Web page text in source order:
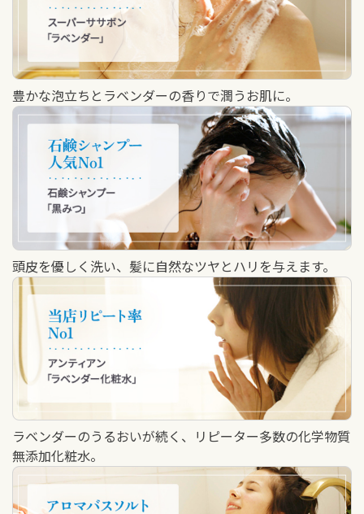
豊かな泡立ちとラベンダーの香りで潤うお肌に。
頭皮を優しく洗い、髪に自然なツヤとハリを与えます。
ラベンダーのうるおいが続く、リピーター多数の化学物質
無添加化粧水。